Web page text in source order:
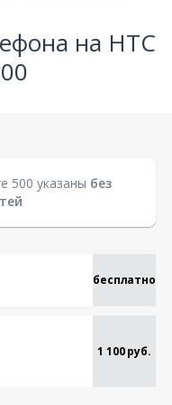
на HTC
500 указаны без
бесплатно
1 100 руб.